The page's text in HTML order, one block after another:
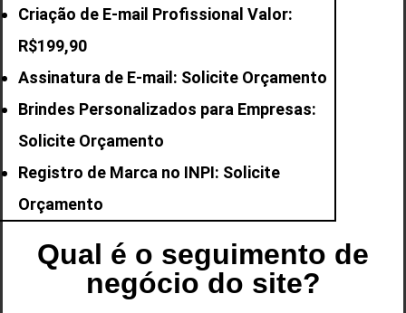
Criação de E-mail Profissional Valor:
R$199,90
Assinatura de E-mail: Solicite Orçamento
Brindes Personalizados para Empresas:
Solicite Orçamento
Registro de Marca no INPI: Solicite
Orçamento
Qual é o seguimento de
negócio do site?